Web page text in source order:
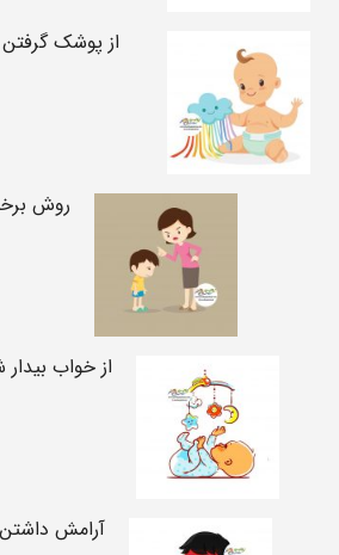
از پوشک
روش
از خواب
آرامش داشتن